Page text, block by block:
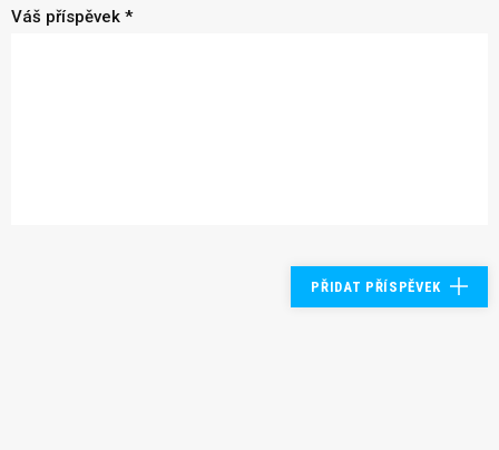
Váš příspěvek *
PŘIDAT PŘÍSPĚVEK